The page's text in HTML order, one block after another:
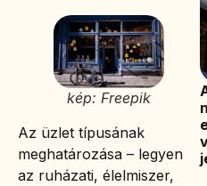
kép: Freepik
Az üzlet típusának
meghatározása – legyen
az ruházati, élelmiszer,